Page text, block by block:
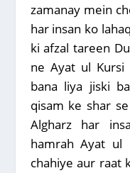
zamanay mein
har insan ko
ki afzal tareen
ne Ayat ul Kursi
bana liya jiski
qisam ke shar
Algharz har
hamrah Ayat ul
chahiye aur raat